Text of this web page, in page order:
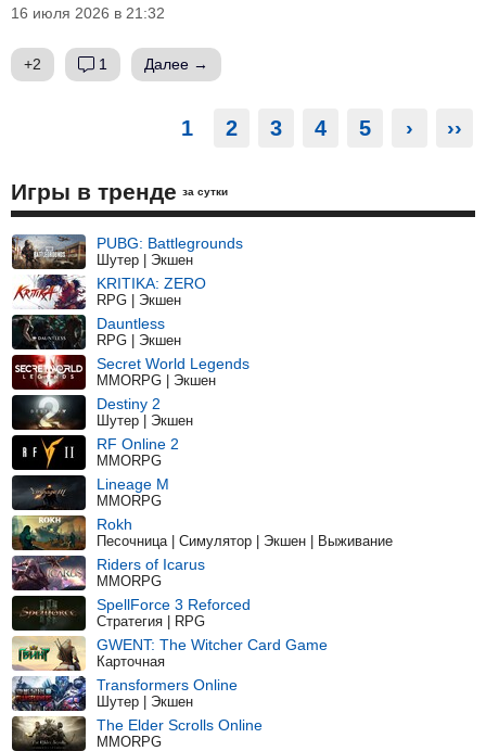
16 июля 2026 в 21:32
+2 1 Далее →
1 2 3 4 5 › ››
Игры в тренде за сутки
PUBG: Battlegrounds
Шутер | Экшен
KRITIKA: ZERO
RPG | Экшен
Dauntless
RPG | Экшен
Secret World Legends
MMORPG | Экшен
Destiny 2
Шутер | Экшен
RF Online 2
MMORPG
Lineage M
MMORPG
Rokh
Песочница | Симулятор | Экшен | Выживание
Riders of Icarus
MMORPG
SpellForce 3 Reforced
Стратегия | RPG
GWENT: The Witcher Card Game
Карточная
Transformers Online
Шутер | Экшен
The Elder Scrolls Online
MMORPG